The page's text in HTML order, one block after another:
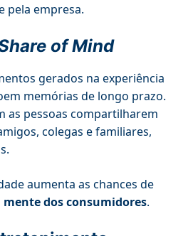
pela empresa.
of Mind
gerados na experiência
memórias de longo prazo.
as pessoas compartilharem
colegas e familiares,
aumenta as chances de
dos consumidores.